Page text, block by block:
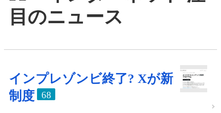
目のニュース
インプレゾンビ終了? Xが新
制度
68